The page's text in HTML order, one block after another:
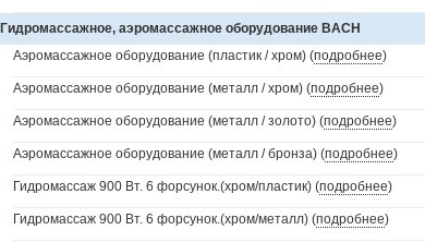
Гидромассажное, аэромассажное оборудование BACH
Аэромассажное оборудование (пластик / хром) (подробнее)
Аэромассажное оборудование (металл / хром) (подробнее)
Аэромассажное оборудование (металл / золото) (подробнее)
Аэромассажное оборудование (металл / бронза) (подробнее)
Гидромассаж 900 Вт. 6 форсунок.(хром/пластик) (подробнее)
Гидромассаж 900 Вт. 6 форсунок.(хром/металл) (подробнее)